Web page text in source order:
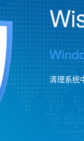
清理系统